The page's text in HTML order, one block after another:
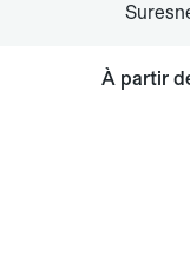
À partir